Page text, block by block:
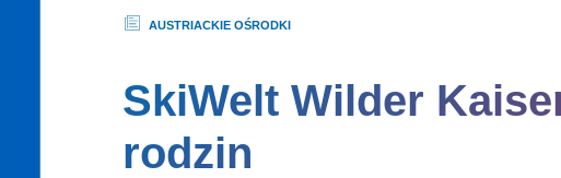
AUSTRIACKIE OŚRODKI
SkiWelt Wilder
rodzin